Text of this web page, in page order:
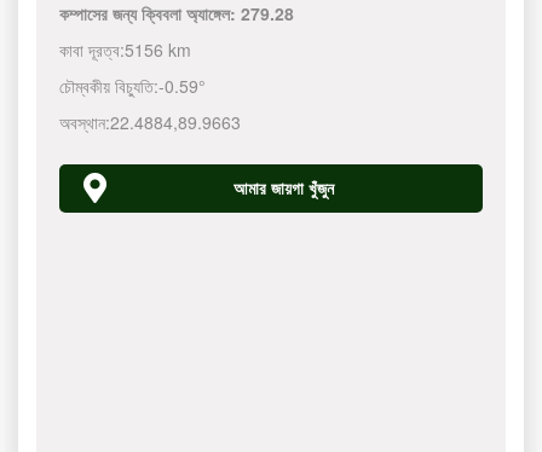
কম্পাসের জন্য ক্বিবলা অ্যাঙ্গেল:279.28
কাবা দূরত্ব:5156 km
চৌম্বকীয় বিচ্যুতি:-0.59°
অবস্থান:22.4884,89.9663
আমার জায়গা খুঁজুন